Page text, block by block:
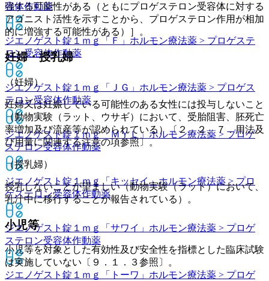
容体作動薬
ジエノゲスト錠１ｍｇ「Ｆ」 ホルモン療法薬 > プロゲステ
ロン受容体作動薬
ジエノゲスト錠１ｍｇ「ＪＧ」 ホルモン療法薬 > プロゲス
テロン受容体作動薬
ジエノゲスト錠１ｍｇ「ＭＹＬ」ホルモン療法薬 > プロゲ
ステロン受容体作動薬
ジエノゲスト錠１ｍｇ「キッセイ」ホルモン療法薬 > プロ
ゲステロン受容体作動薬
ジエノゲスト錠１ｍｇ「サワイ」 ホルモン療法薬 > プロゲ
ステロン受容体作動薬
ジエノゲスト錠１ｍｇ「トーワ」 ホルモン療法薬 > プロゲ
強する可能性がある（ともにプロゲステロン受容体に対する
アゴニスト活性を示すことから、プロゲステロン作用が相加
的に増強する可能性がある）］。
妊婦・授乳婦
（妊婦）
妊婦又は妊娠している可能性のある女性には投与しないこと
（動物実験（ラット、ウサギ）において、受胎阻害、胚死亡
率増加及び流産等が認められている）〔２．２、７．用法及
び用量に関連する注意の項参照〕。
（授乳婦）
授乳しないことが望ましい（動物実験（ラット）において、
乳汁中に移行することが報告されている）。
小児等
小児等を対象とした有効性及び安全性を指標とした臨床試験
は実施していない〔９．１．３参照〕。